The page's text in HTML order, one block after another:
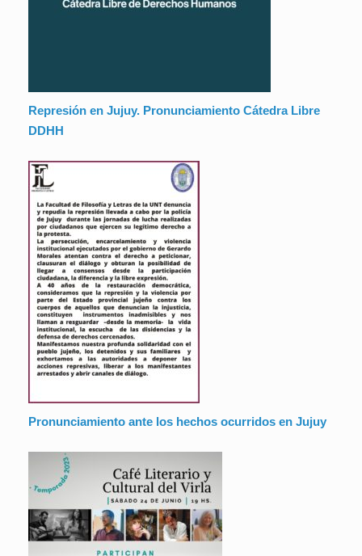
Represión en Jujuy. Pronunciamiento Cátedra Libre
DDHH
Pronunciamiento ante los hechos ocurridos en Jujuy